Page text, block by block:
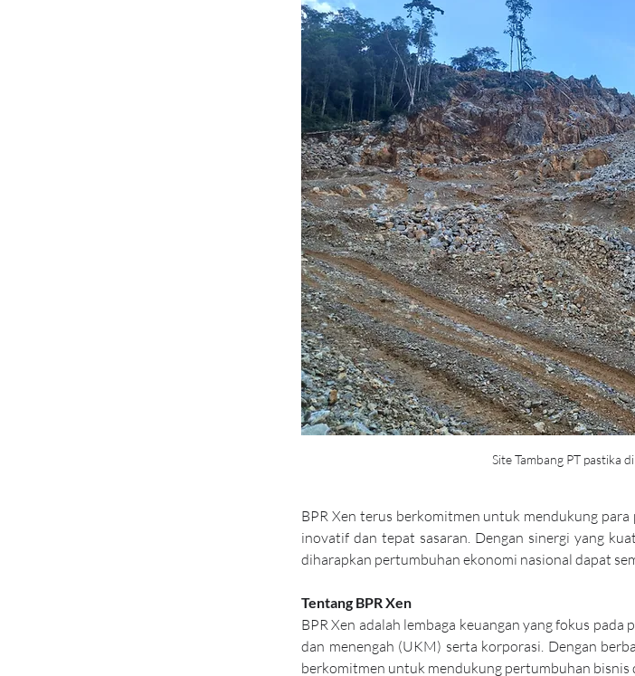
Site Tambang PT pastika
BPR Xen terus berkomitmen untuk mendukung
inovatif dan tepat sasaran. Dengan sinergi yang
diharapkan pertumbuhan ekonomi nasional dapat
Tentang BPR Xen
BPR Xen adalah lembaga keuangan yang fokus
dan menengah (UKM) serta korporasi. Dengan
berkomitmen untuk mendukung pertumbuhan